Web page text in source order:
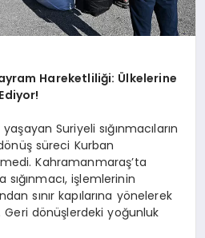
Hareketliliği: Ülkelerine
Suriyeli sığınmacıların
süreci Kurban
Kahramanmaraş’ta
işlemlerinin
sınır kapılarına yönelerek
Geri dönüşlerdeki yoğunluk